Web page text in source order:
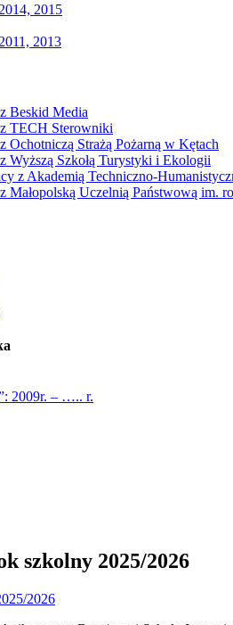
2015
2013
Beskid Media
TECH Sterowniki
Ochotniczą Strażą Pożarną w Kętach
Wyższą Szkołą Turystyki i Ekologii
z Akademią Techniczno-
Małopolską Uczelnią Państwową im.
2009r. – ….. r.
szkolny 2025/2026